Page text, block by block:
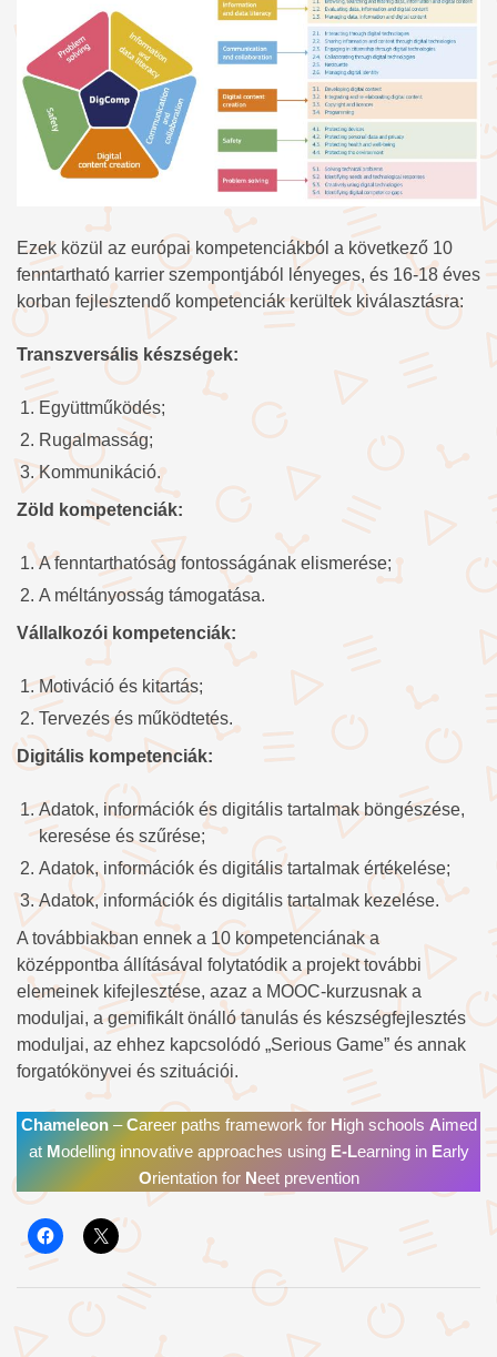
Ezek közül az európai kompetenciákból a következő 10
fenntartható karrier szempontjából lényeges, és 16-18 éves
korban fejlesztendő kompetenciák kerültek kiválasztásra:
Transzversális készségek:
Együttműködés;
Rugalmasság;
Kommunikáció.
Zöld kompetenciák:
A fenntarthatóság fontosságának elismerése;
A méltányosság támogatása.
Vállalkozói kompetenciák:
Motiváció és kitartás;
Tervezés és működtetés.
Digitális kompetenciák:
Adatok, információk és digitális tartalmak böngészése,
keresése és szűrése;
Adatok, információk és digitális tartalmak értékelése;
Adatok, információk és digitális tartalmak kezelése.
A továbbiakban ennek a 10 kompetenciának a
középpontba állításával folytatódik a projekt további
elemeinek kifejlesztése, azaz a MOOC-kurzusnak a
moduljai, a gemifikált önálló tanulás és készségfejlesztés
moduljai, az ehhez kapcsolódó „Serious Game” és annak
forgatókönyvei és szituációi.
Chameleon –Career paths framework for High schools Aimed
at Modelling innovative approaches using E-Learning in Early
Orientation for Neet prevention